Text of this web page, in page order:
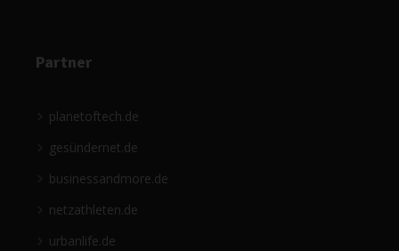
Partner
planetoftech.de
gesündernet.de
businessandmore.de
netzathleten.de
urbanlife.de